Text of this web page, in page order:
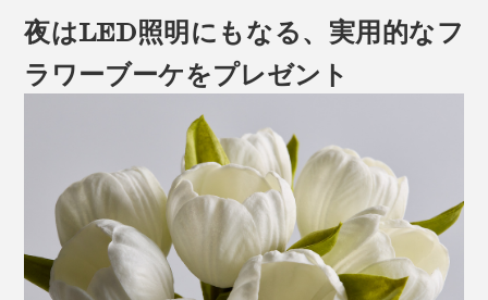
夜はLED照明にもなる、実用的なフ
ラワーブーケをプレゼント